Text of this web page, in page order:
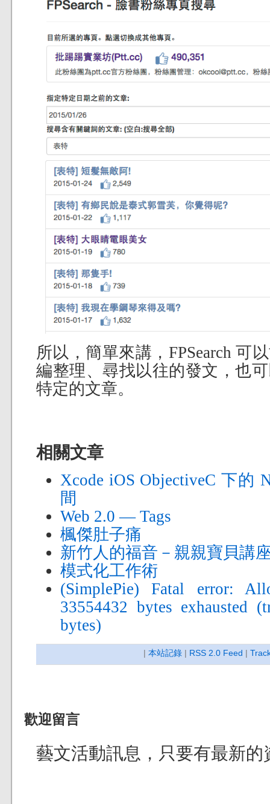
所以，簡單來講，FPSearch 可
編整理、尋找以往的發文，也
特定的文章。
相關文章
Xcode iOS ObjectiveC 下的
間
Web 2.0 — Tags
楓傑肚子痛
新竹人的福音－親親寶貝講
模式化工作術
(SimplePie) Fatal error:
33554432 bytes exhausted
bytes)
| 本站記錄 | RSS 2.0 Feed |
歡迎留言
藝文活動訊息，只要有最新